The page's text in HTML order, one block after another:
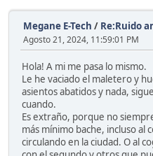
Megane E-Tech / Re:Ruido
Agosto 21, 2024, 11:59:01 PM
Hola! A mi me pasa lo mismo.
Le he vaciado el maletero y
asientos abatidos y nada,
cuando.
Es extraño, porque no
más mínimo bache, incluso al
circulando en la ciudad. O al